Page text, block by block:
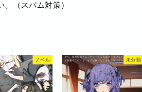
（スパム対策）
ノベル 未分類